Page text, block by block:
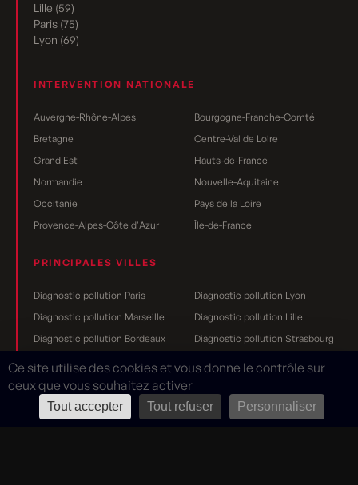
Lille (59)
Paris (75)
Lyon (69)
INTERVENTION NATIONALE
Auvergne-Rhône-Alpes
Bourgogne-Franche-Comté
Bretagne
Centre-Val de Loire
Grand Est
Hauts-de-France
Normandie
Nouvelle-Aquitaine
Occitanie
Pays de la Loire
Provence-Alpes-Côte d'Azur
Île-de-France
PRINCIPALES VILLES
Diagnostic pollution Paris
Diagnostic pollution Lyon
Diagnostic pollution Marseille
Diagnostic pollution Lille
Diagnostic pollution Bordeaux
Diagnostic pollution Strasbourg
Diagnostic pollution Nantes
Diagnostic pollution Toulouse
Diagnostic pollution Grenoble
Diagnostic pollution Dijon
Diagnostic pollution Reims
Ce site utilise des cookies et vous donne le contrôle sur
ceux que vous souhaitez activer
Tout accepter Tout refuser Personnaliser